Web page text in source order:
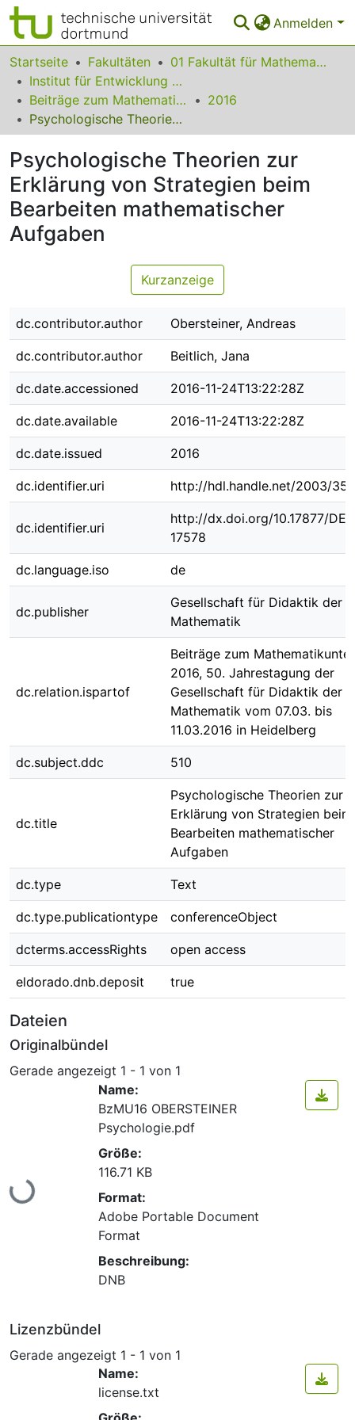
Anmelden
Bereiche & Sammlungen
Das gesamte Repositorium
Statistiken
FAQ
Leitlinien
Zurück zur Startseite
Startseite Fakultäten
01 Fakultät für Mathematik
Institut für Entwicklung und Erforschung des Mathematikunterrichts
Beiträge zum Mathematikunterricht
2016
Psychologische Theorien zur Erklärung von Strategien beim Bearbeiten mathematischer Aufgaben
Psychologische Theorien zur
Erklärung von Strategien beim
Bearbeiten mathematischer
Aufgaben
Kurzanzeige
dc.contributor.author Obersteiner, Andreas
dc.contributor.author Beitlich, Jana
dc.date.accessioned 2016-11-24T13:22:28Z
dc.date.available 2016-11-24T13:22:28Z
dc.date.issued 2016
dc.identifier.uri http://hdl.handle.net/2003/
dc.identifier.uri
http://dx.doi.org/10.17877/
17578
dc.language.iso de
dc.publisher
Gesellschaft für Didaktik der
Mathematik
dc.relation.ispartof
Beiträge zum
2016, 50. Jahrestagung der
Gesellschaft für Didaktik der
Mathematik vom 07.03. bis
11.03.2016 in Heidelberg
dc.subject.ddc 510
dc.title
Psychologische Theorien zur
Erklärung von Strategien beim
Bearbeiten mathematischer
Aufgaben
dc.type Text
dc.type.publicationtype conferenceObject
dcterms.accessRights open access
eldorado.dnb.deposit true
Dateien
Originalbündel
Gerade angezeigt 1 - 1 von 1
Lade...
Name:
BzMU16 OBERSTEINER
Psychologie.pdf
Größe:
116.71 KB
Format:
Adobe Portable Document
Format
Beschreibung:
DNB
Lizenzbündel
Gerade angezeigt 1 - 1 von 1
Name:
license.txt